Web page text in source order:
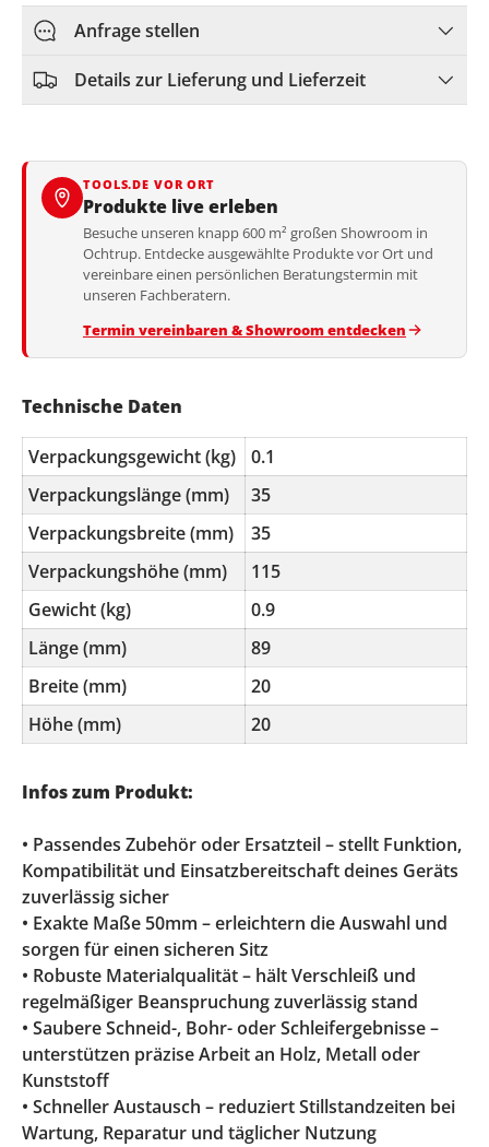
Anfrage stellen
Details zur Lieferung und Lieferzeit
TOOLS.DE VOR ORT
Produkte live erleben
Besuche unseren knapp 600 m² großen Showroom in
Ochtrup. Entdecke ausgewählte Produkte vor Ort und
vereinbare einen persönlichen Beratungstermin mit
unseren Fachberatern.
Termin vereinbaren & Showroom entdecken
Technische Daten
Verpackungsgewicht (kg)
0.1
Verpackungslänge (mm)
35
Verpackungsbreite (mm)
35
Verpackungshöhe (mm)
115
Gewicht (kg)
0.9
Länge (mm)
89
Breite (mm)
20
Höhe (mm)
20
Infos zum Produkt:
• Passendes Zubehör oder Ersatzteil – stellt Funktion,
Kompatibilität und Einsatzbereitschaft deines Geräts
zuverlässig sicher
• Exakte Maße 50mm – erleichtern die Auswahl und
sorgen für einen sicheren Sitz
• Robuste Materialqualität – hält Verschleiß und
regelmäßiger Beanspruchung zuverlässig stand
• Saubere Schneid-, Bohr- oder Schleifergebnisse –
unterstützen präzise Arbeit an Holz, Metall oder
Kunststoff
• Schneller Austausch – reduziert Stillstandzeiten bei
Wartung, Reparatur und täglicher Nutzung